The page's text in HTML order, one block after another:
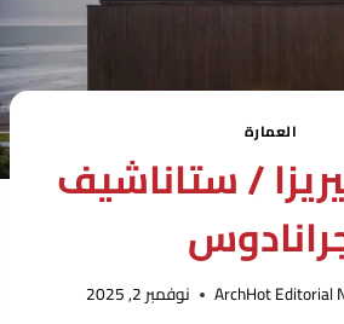
العمارة
/ ستاناشيف
ArchHot Editorial نوفمبر 2, 2025